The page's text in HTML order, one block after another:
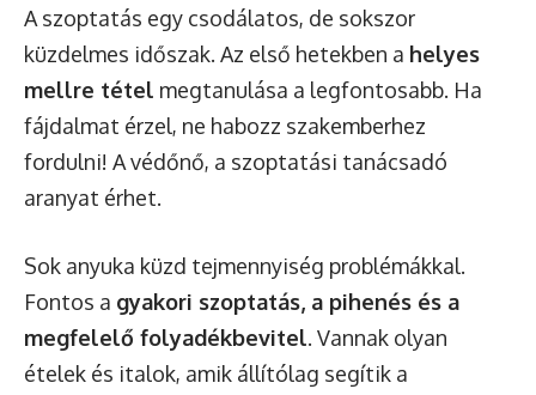
A szoptatás egy csodálatos, de sokszor
küzdelmes időszak. Az első hetekben a helyes
mellre tétel megtanulása a legfontosabb. Ha
fájdalmat érzel, ne habozz szakemberhez
fordulni! A védőnő, a szoptatási tanácsadó
aranyat érhet.
Sok anyuka küzd tejmennyiség problémákkal.
Fontos a gyakori szoptatás, a pihenés és a
megfelelő folyadékbevitel. Vannak olyan
ételek és italok, amik állítólag segítik a